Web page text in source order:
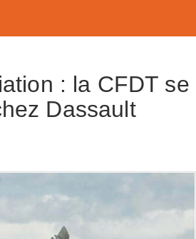
: la CFDT se
Dassault